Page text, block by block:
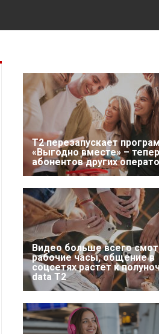
Т2 перезапускает
«Выгодно вместе» –
абонентов других
Видео больше всего
рабочие часы, общение в
соцсетях растет к
data T2